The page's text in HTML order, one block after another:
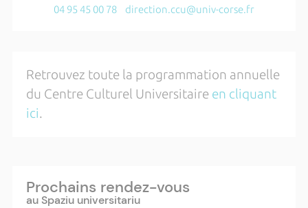
04 95 45 00 78
direction.ccu@univ-corse.fr
Retrouvez toute la programmation annuelle
du Centre Culturel Universitaire en cliquant
ici.
Prochains rendez-vous
au Spaziu universitariu